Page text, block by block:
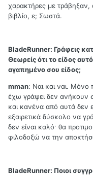
χαρακτήρες με
βιβλίο, ε; Σωστά.
BladeRunner: Γράφεις
Θεωρείς ότι το είδος
αγαπημένο σου είδος;
mman: Ναι και ναι. Μόνο
έχω γράψει δεν ανήκουν
και κανένα από αυτά δεν
εξαιρετικά δύσκολο να
δεν είναι καλό· θα
φιλοδοξώ να την
BladeRunner: Ποιοι